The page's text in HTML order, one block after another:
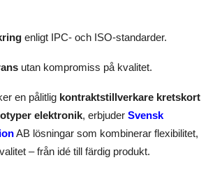
enligt IPC- och ISO-standarder.
utan kompromiss på kvalitet.
en pålitlig kontraktstillverkare kretskort
elektronik, erbjuder Svensk
AB lösningar som kombinerar flexibilitet,
– från idé till färdig produkt.